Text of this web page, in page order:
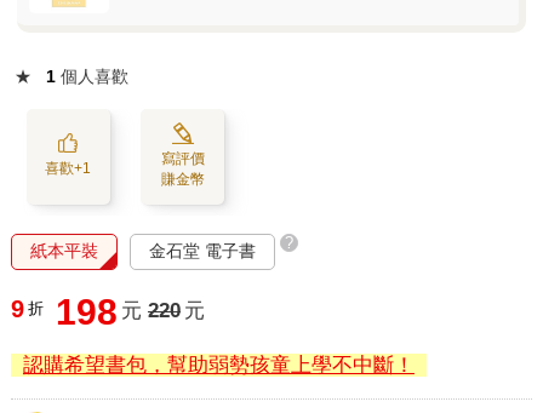
★ 1 個人喜歡
喜歡+1
寫評價
賺金幣
紙本平裝 金石堂 電子書 ?
9 折 198 元 220 元
認購希望書包，幫助弱勢孩童上學不中斷！